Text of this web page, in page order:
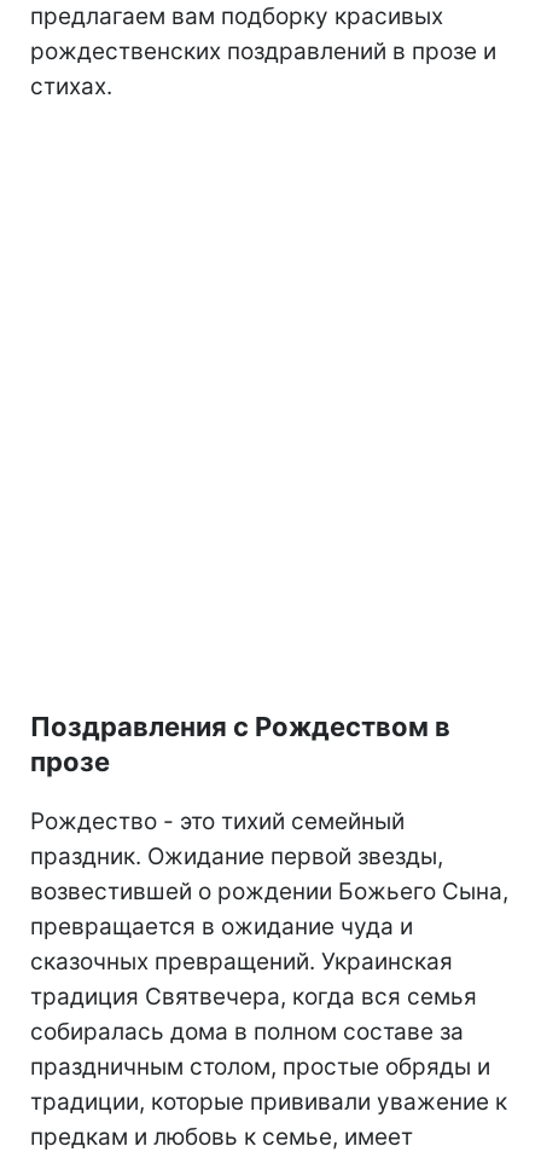
предлагаем вам подборку красивых
рождественских поздравлений в прозе и
стихах.
Поздравления с Рождеством в
прозе
Рождество - это тихий семейный
праздник. Ожидание первой звезды,
возвестившей о рождении Божьего Сына,
превращается в ожидание чуда и
сказочных превращений. Украинская
традиция Святвечера, когда вся семья
собиралась дома в полном составе за
праздничным столом, простые обряды и
традиции, которые прививали уважение к
предкам и любовь к семье, имеет